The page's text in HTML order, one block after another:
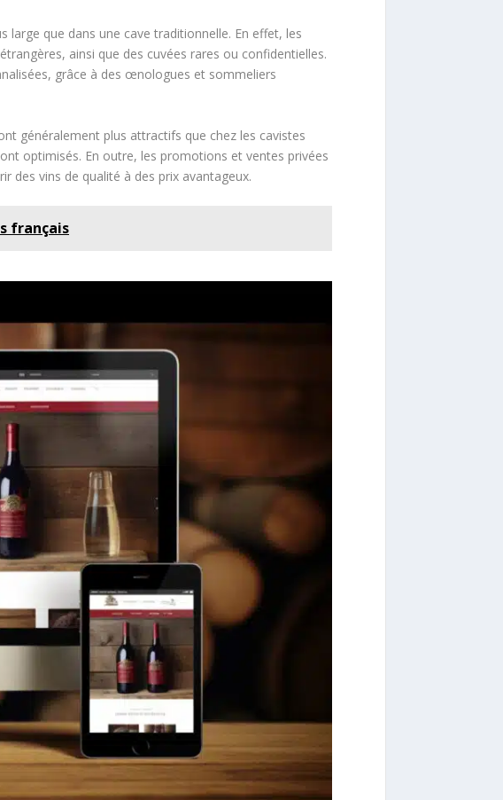
large que dans une cave traditionnelle. En effet, les
ainsi que des cuvées rares ou confidentielles.
grâce à des œnologues et sommeliers
généralement plus attractifs que chez les cavistes
optimisés. En outre, les promotions et ventes privées
des vins de qualité à des prix avantageux.
français